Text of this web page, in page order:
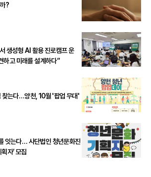
?
생성형 AI 활용 진로캠프 운
고 미래를 설계하다”
찾는다…양천, 10월 '팝업 무대'
잇는다… 사단법인 청년문화진
자’ 모집